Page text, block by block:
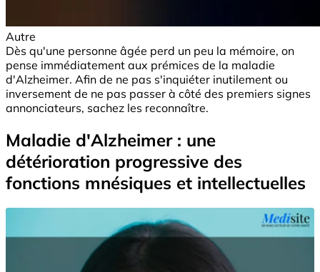
Autre
Dès qu'une personne âgée perd un peu la mémoire, on
pense immédiatement aux prémices de la maladie
d'Alzheimer. Afin de ne pas s'inquiéter inutilement ou
inversement de ne pas passer à côté des premiers signes
annonciateurs, sachez les reconnaître.
Maladie d'Alzheimer : une
détérioration progressive des
fonctions mnésiques et intellectuelles